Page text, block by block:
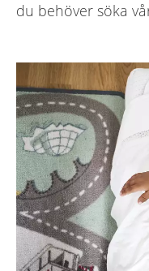
du behöver söka